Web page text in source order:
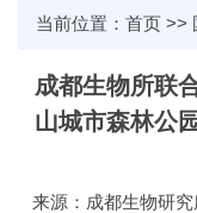
当前位置： 首页 >>
成都生物所联
山城市森林公
来源：成都生物